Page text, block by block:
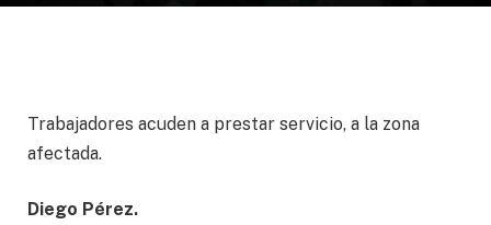
Trabajadores acuden a prestar servicio, a la zona
afectada.
Diego Pérez.